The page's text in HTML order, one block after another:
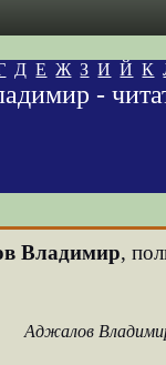
Д Е Ж З И Й К
-
Владимир,
Аджалов